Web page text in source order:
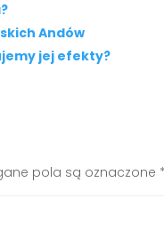
Andów
jej efekty?
pola są oznaczone *